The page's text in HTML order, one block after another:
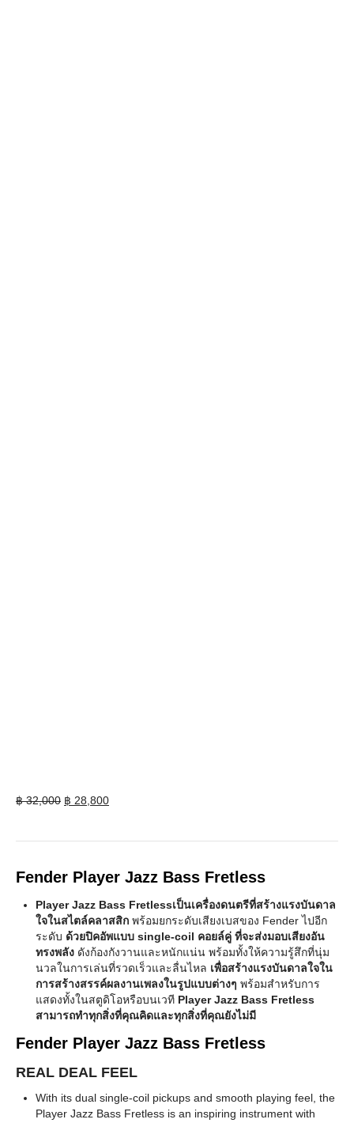
฿32,000 Original
฿ 28,800Current
Fender Player Jazz Bass Fretless
Player Jazz Bass Fretlessเป็นเครื่องดนตรีที่สร้างแรงบันดาล
ใจในสไตล์คลาสสิก พร้อมยกระดับเสียงเบสของ Fender ไปอีก
ระดับ ด้วยปิคอัพแบบ single-coil คอยล์คู่ ที่จะส่งมอบเสียงอัน
ทรงพลัง ดังก้องกังวานและหนักแน่น พร้อมทั้งให้ความรู้สึกที่นุ่ม
นวลในการเล่นที่รวดเร็วและลื่นไหล เพื่อสร้างแรงบันดาลใจใน
การสร้างสรรค์ผลงานเพลงในรูปแบบต่างๆ พร้อมสำหรับการ
แสดงทั้งในสตูดิโอหรือบนเวที Player Jazz Bass Fretless
สามารถทำทุกสิ่งที่คุณคิดและทุกสิ่งที่คุณยังไม่มี
Fender Player Jazz Bass Fretless
REAL DEAL FEEL
With its dual single-coil pickups and smooth playing feel, the
Player Jazz Bass Fretless is an inspiring instrument with